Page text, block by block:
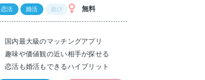
国内最大級のマッチングアプリ
趣味や価値観の近い相手が探せる
恋活も婚活もできるハイブリット
恋活 婚活 遊び 無料